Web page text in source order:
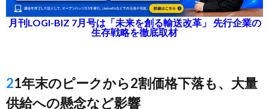
月刊LOGI-BIZ 7月号は「未来を創る輸送改革」 先行企業の
生存戦略を徹底取材
21年末のピークから2割価格下落も、大量
供給への懸念など影響